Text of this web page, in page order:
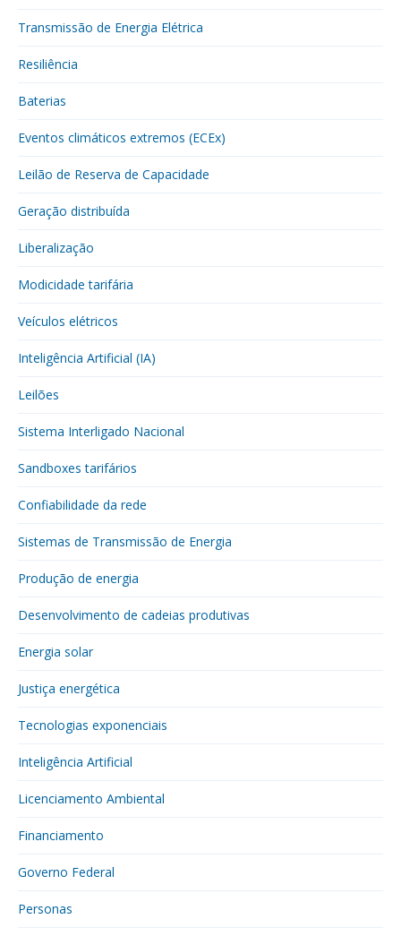
Transmissão de Energia Elétrica
Resiliência
Baterias
Eventos climáticos extremos (ECEx)
Leilão de Reserva de Capacidade
Geração distribuída
Liberalização
Modicidade tarifária
Veículos elétricos
Inteligência Artificial (IA)
Leilões
Sistema Interligado Nacional
Sandboxes tarifários
Confiabilidade da rede
Sistemas de Transmissão de Energia
Produção de energia
Desenvolvimento de cadeias produtivas
Energia solar
Justiça energética
Tecnologias exponenciais
Inteligência Artificial
Licenciamento Ambiental
Financiamento
Governo Federal
Personas